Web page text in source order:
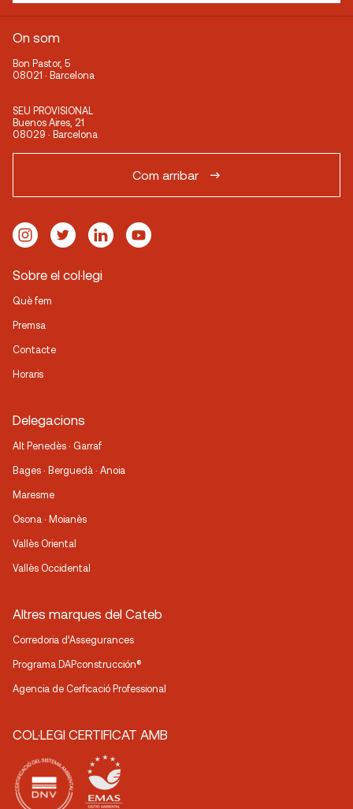
On som
Bon Pastor, 5
08021 · Barcelona
SEU PROVISIONAL
Buenos Aires, 21
08029 · Barcelona
Com arribar
Sobre el col·legi
Què fem
Premsa
Contacte
Horaris
Delegacions
Alt Penedès · Garraf
Bages · Berguedà · Anoia
Maresme
Osona · Moianès
Vallès Oriental
Vallès Occidental
Altres marques del Cateb
Corredoria d’Assegurances
Programa DAPconstrucción®
Agencia de Cerficació Professional
COL·LEGI CERTIFICAT AMB